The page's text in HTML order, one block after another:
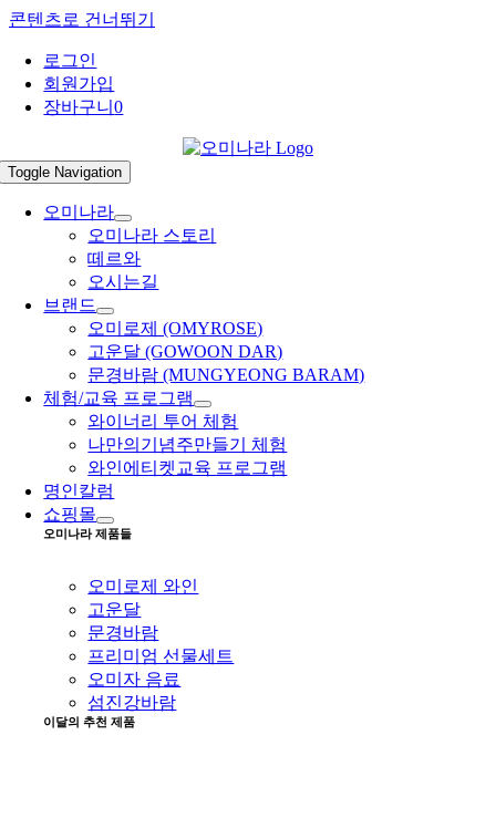
콘텐츠로 건너뛰기
로그인
회원가입
장바구니0
Toggle Navigation
오미나라
오미나라 스토리
떼르와
오시는길
브랜드
오미로제 (OMYROSE)
고운달 (GOWOON DAR)
문경바람 (MUNGYEONG BARAM)
체험/교육 프로그램
와이너리 투어 체험
나만의기념주만들기 체험
와인에티켓교육 프로그램
명인칼럼
쇼핑몰
오미나라 제품들
오미로제 와인
고운달
문경바람
프리미엄 선물세트
오미자 음료
섬진강바람
이달의 추천 제품